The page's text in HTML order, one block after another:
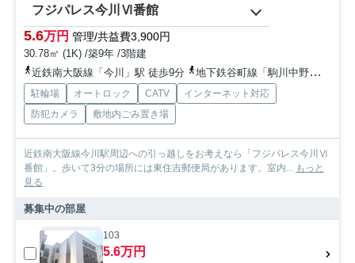
フジパレス今川Ⅵ番館
5.6万円 管理/共益費3,900円
30.78㎡ (1K) /築9年 /3階建
近鉄南大阪線「今川」駅 徒歩9分
地下鉄谷町線「駒川中野」駅 徒歩10分
駐輪場 オートロック CATV
インターネット対応
防犯カメラ
敷地内ごみ置き場
近鉄南大阪線今川駅周辺への引っ越しをお考えなら「フジパレス今川Ⅵ
番館」。歩いて3分の場所には東住吉郵便局があります。室内... もっと
見る
募集中の部屋
103
5.6万円